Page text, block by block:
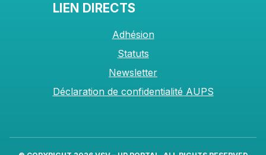
LIEN DIRECTS
Adhésion
Statuts
Newsletter
Déclaration de confidentialité AUPS